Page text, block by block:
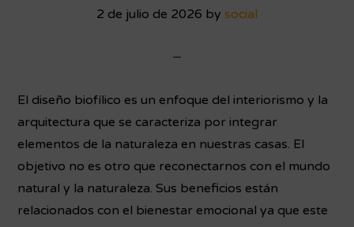
2 de julio de 2026 by social
El diseño biofílico es un enfoque del interiorismo y la
arquitectura que se caracteriza por integrar
elementos de la naturaleza en nuestras casas. El
objetivo no es otro que reconectarnos con el mundo
natural y la naturaleza. Sus beneficios están
relacionados con el bienestar emocional ya que este